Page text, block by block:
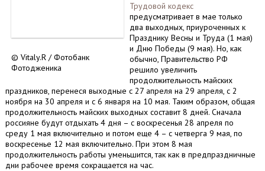
© Vitaly.R / Фотобанк
Фотодженика
Трудовой кодекс
предусматривает в мае только
два выходных, приуроченных к
Празднику Весны и Труда (1 мая)
и Дню Победы (9 мая). Но, как
обычно, Правительство РФ
решило увеличить
продолжительность майских
праздников, перенеся выходные с 27 апреля на 29 апреля, с 2
ноября на 30 апреля и с 6 января на 10 мая. Таким образом, общая
продолжительность майских выходных составит 8 дней. Сначала
россияне будут отдыхать 4 дня – с воскресенья 28 апреля по
среду 1 мая включительно и потом еще 4 – с четверга 9 мая, по
воскресенье 12 мая включительно. При этом 8 мая
продолжительность работы уменьшится, так как в предпраздничные
дни рабочее время сокращается на час.